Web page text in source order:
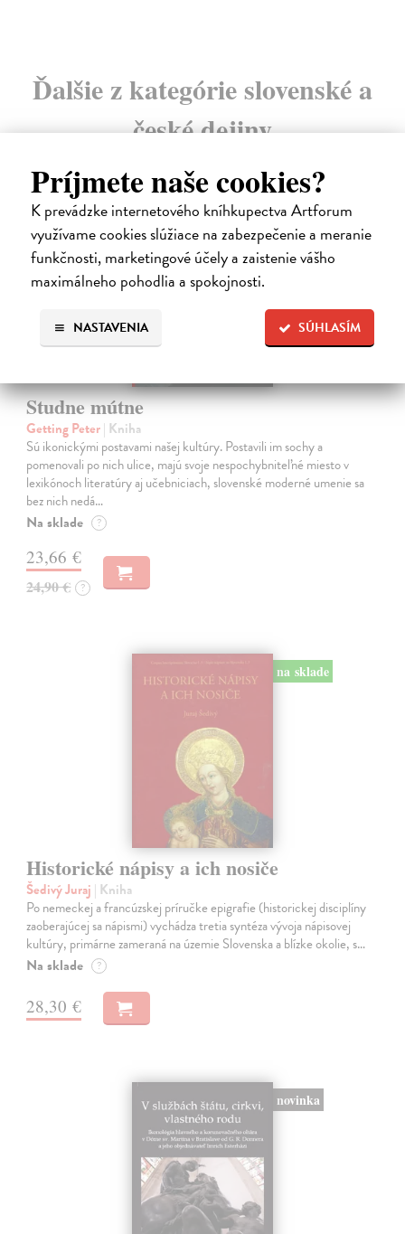
Príjmete naše cookies?
K prevádzke internetového kníhkupectva Artforum
využívame cookies slúžiace na zabezpečenie a meranie
funkčnosti, marketingové účely a zaistenie vášho
maximálneho pohodlia a spokojnosti.
SÚHLASÍM
NASTAVENIA
Ďalšie z kategórie slovenské a
české dejiny
na sklade
Studne mútne
Getting Peter| Kniha
Sú ikonickými postavami našej kultúry. Postavili im sochy a
pomenovali po nich ulice, majú svoje nespochybniteľné miesto v
lexikónoch literatúry aj učebniciach, slovenské moderné umenie sa
bez nich nedá…
Na sklade ?
23,66 €
24,90 € ?
na sklade
Historické nápisy a ich nosiče
Šedivý Juraj | Kniha
Po nemeckej a francúzskej príručke epigrafie (historickej disciplíny
zaoberajúcej sa nápismi) vychádza tretia syntéza vývoja nápisovej
kultúry, primárne zameraná na územie Slovenska a blízke okolie, s…
Na sklade ?
28,30 €
novinka